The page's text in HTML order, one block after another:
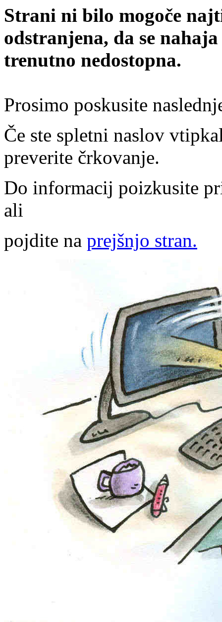
Strani ni bilo mogoče
odstranjena, da se
trenutno nedostopna.
Prosimo poskusite
Če ste spletni naslov
preverite črkovanje.
Do informacij poizkusite
ali
pojdite na prejšnjo stran.